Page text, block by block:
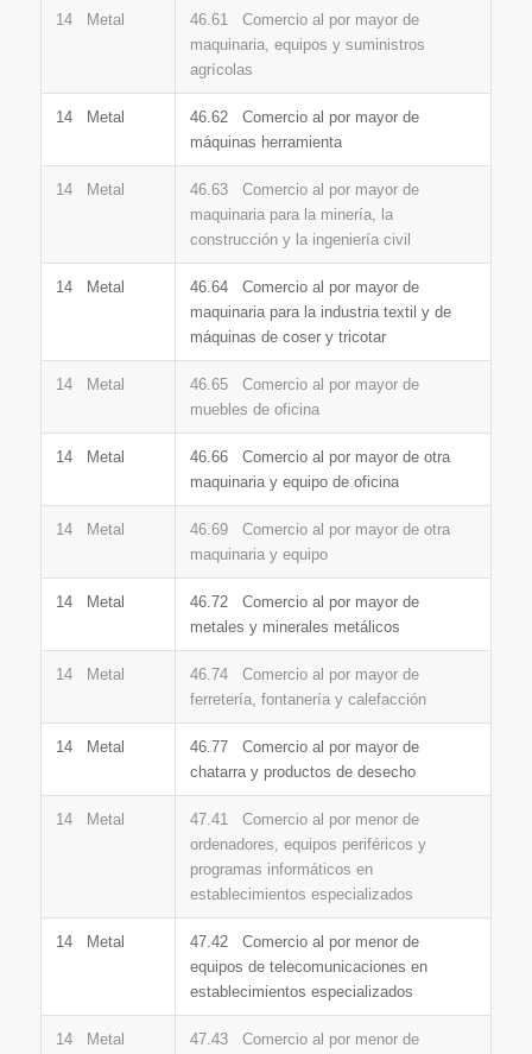
14 Metal
46.61 Comercio al por mayor de
maquinaria, equipos y suministros
agrícolas
14 Metal
46.62 Comercio al por mayor de
máquinas herramienta
14 Metal
46.63 Comercio al por mayor de
maquinaria para la minería, la
construcción y la ingeniería civil
14 Metal
46.64 Comercio al por mayor de
maquinaria para la industria textil y de
máquinas de coser y tricotar
14 Metal
46.65 Comercio al por mayor de
muebles de oficina
14 Metal
46.66 Comercio al por mayor de otra
maquinaria y equipo de oficina
14 Metal
46.69 Comercio al por mayor de otra
maquinaria y equipo
14 Metal
46.72 Comercio al por mayor de
metales y minerales metálicos
14 Metal
46.74 Comercio al por mayor de
ferretería, fontanería y calefacción
14 Metal
46.77 Comercio al por mayor de
chatarra y productos de desecho
14 Metal
47.41 Comercio al por menor de
ordenadores, equipos periféricos y
programas informáticos en
establecimientos especializados
14 Metal
47.42 Comercio al por menor de
equipos de telecomunicaciones en
establecimientos especializados
14 Metal 47.43 Comercio al por menor de